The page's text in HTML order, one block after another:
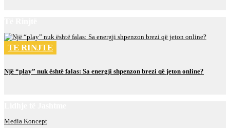
TE RINJTE
Një “play” nuk është falas: Sa energji shpenzon brezi që jeton online?
Media Koncept